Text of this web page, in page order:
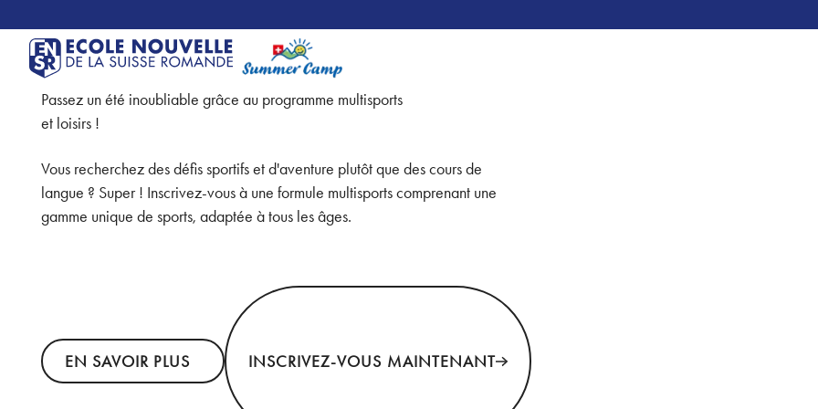
Passez un été inoubliable grâce au programme multisports
et loisirs !
Vous recherchez des défis sportifs et d'aventure plutôt que des cours de
langue ? Super ! Inscrivez-vous à une formule multisports comprenant une
gamme unique de sports, adaptée à tous les âges.
En savoir plus
EN SAVOIR PLUS
INSCRIVEZ-VOUS MAINTENANT
INSCRIVEZ-VOUS MAINTENANT